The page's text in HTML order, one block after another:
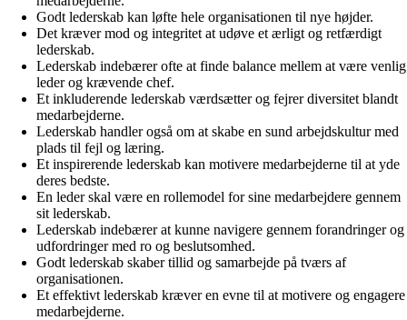
Godt lederskab kan løfte hele organisationen til nye højder.
Det kræver mod og integritet at udøve et ærligt og retfærdigt
lederskab.
Lederskab indebærer ofte at finde balance mellem at være venlig
leder og krævende chef.
Et inkluderende lederskab værdsætter og fejrer diversitet blandt
medarbejderne.
Lederskab handler også om at skabe en sund arbejdskultur med
plads til fejl og læring.
Et inspirerende lederskab kan motivere medarbejderne til at yde
deres bedste.
En leder skal være en rollemodel for sine medarbejdere gennem
sit lederskab.
Lederskab indebærer at kunne navigere gennem forandringer og
udfordringer med ro og beslutsomhed.
Godt lederskab skaber tillid og samarbejde på tværs af
organisationen.
Et effektivt lederskab kræver en evne til at motivere og engagere
medarbejderne.